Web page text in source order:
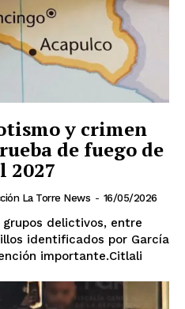
y crimen
de fuego de
2027
La Torre News - 16/05/2026
grupos delictivos, entre
identificados por García
importante.Citlali